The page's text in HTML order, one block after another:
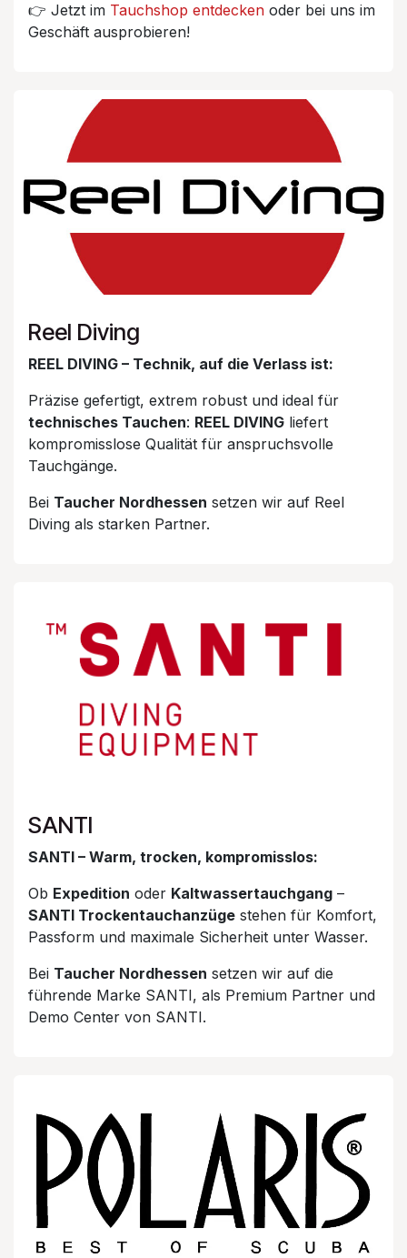
👉 Jetzt im Tauchshop entdecken oder bei uns im
Geschäft ausprobieren!
Reel Diving
REEL DIVING – Technik, auf die Verlass ist:
Präzise gefertigt, extrem robust und ideal für
technisches Tauchen: REEL DIVING liefert
kompromisslose Qualität für anspruchsvolle
Tauchgänge.
Bei Taucher Nordhessen setzen wir auf Reel
Diving als starken Partner.
SANTI
SANTI – Warm, trocken, kompromisslos:
Ob Expedition oder Kaltwassertauchgang –
SANTI Trockentauchanzüge stehen für Komfort,
Passform und maximale Sicherheit unter Wasser.
Bei Taucher Nordhessen setzen wir auf die
führende Marke SANTI, als Premium Partner und
Demo Center von SANTI.